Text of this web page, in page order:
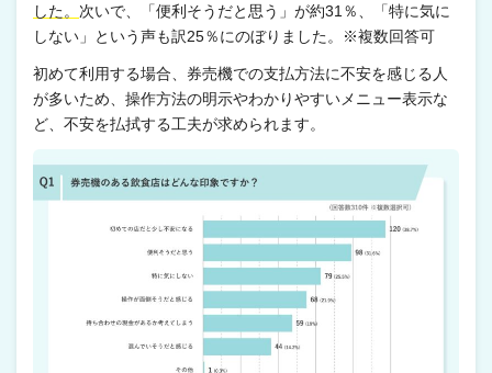
した。 次いで、「便利そうだと思う」が約31％、「特に気に
しない」という声も訳25％にのぼりました。※複数回答可
初めて利用する場合、券売機での支払方法に不安を感じる人
が多いため、操作方法の明示やわかりやすいメニュー表示な
ど、不安を払拭する工夫が求められます。